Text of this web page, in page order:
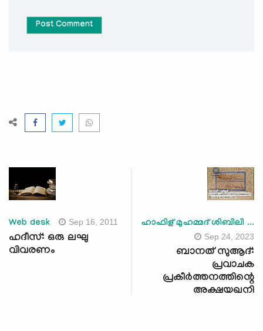
Post Comment
Web desk Sep 16, 2011
ഹദീസ്: ഒരു ലഘു
വിവരണം
ഹാഫിള് മുഹമ്മദ് ശിബിലി ...
Sep 24, 2023
ബാനത് സുആദ്:
പ്രവാചക
പ്രകീര്‍ത്തനത്തിന്റെ
അക്ഷയഖനി